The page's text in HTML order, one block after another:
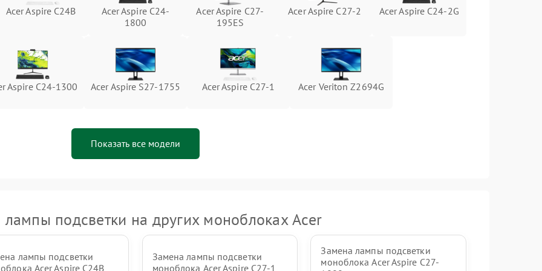
Неисправность тачпада (если есть) 60 мин 1 год 1500 ₽ Подробнее →
Поломка веб-камеры 60 мин 1 год 1000 ₽
Неисправность микрофона 60 мин 1 год 1000 ₽
Неисправность BIOS 60 мин
Acer Aspire C24B
Acer Aspire C24-
1800
Acer Aspire C27-
195ES
Acer Aspire C27-2 Acer Aspire C24-2G
Aspire C24-1300 Acer Aspire S27-1755 Acer Aspire C27-1 Acer Veriton Z2694G
Показать все модели
подсветки на других моноблоках Acer
лампы подсветки
Acer Aspire C24B
Замена лампы подсветки
моноблока Acer Aspire C27-1
Замена лампы подсветки
моноблока Acer Aspire C27-